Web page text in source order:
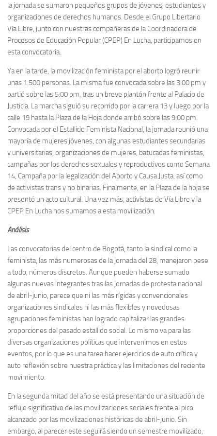
la jornada se sumaron pequeños grupos de jóvenes, estudiantes y
organizaciones de derechos humanos. Desde el Grupo Libertario
Vía Libre, junto con nuestras compañeras de la Coordinadora de
Procesos de Educación Popular (CPEP) En Lucha, participamos en
esta convocatoria.
Ya en la tarde, la movilización feminista por el aborto logró reunir
unas 1.500 personas. La misma fue convocada sobre las 3:00 pm y
partió sobre las 5:00 pm, tras un breve plantón frente al Palacio de
Justicia. La marcha siguió su recorrido por la carrera 13 y luego por la
calle 19 hasta la Plaza de la Hoja donde arribó sobre las 9:00 pm.
Convocada por el Estallido Feminista Nacional, la jornada reunió una
mayoría de mujeres jóvenes, con algunas estudiantes secundarias
y universitarias, organizaciones de mujeres, batucadas feministas,
campañas por los derechos sexuales y reproductivos como Semana
14, Campaña por la legalización del Aborto y Causa Justa, así como
de activistas trans y no binarias. Finalmente, en la Plaza de la hoja se
presentó un acto cultural. Una vez más, activistas de Vía Libre y la
CPEP En Lucha nos sumamos a esta movilización.
Análisis
Las convocatorias del centro de Bogotá, tanto la sindical como la
feminista, las más numerosas de la jornada del 28, manejaron pese
a todo, números discretos. Aunque pueden haberse sumado
algunas nuevas integrantes tras las jornadas de protesta nacional
de abril-junio, parece que ni las más rígidas y convencionales
organizaciones sindicales ni las más flexibles y novedosas
agrupaciones feministas han logrado capitalizar las grandes
proporciones del pasado estallido social. Lo mismo va para las
diversas organizaciones políticas que intervenimos en estos
eventos, por lo que es una tarea hacer ejercicios de auto crítica y
auto reflexión sobre nuestra práctica y las limitaciones del reciente
movimiento.
En la segunda mitad del año se está presentando una situación de
reflujo significativo de las movilizaciones sociales frente al pico
alcanzado por las movilizaciones históricas de abril-junio. Sin
embargo, al parecer este seguirá siendo un semestre movilizado,